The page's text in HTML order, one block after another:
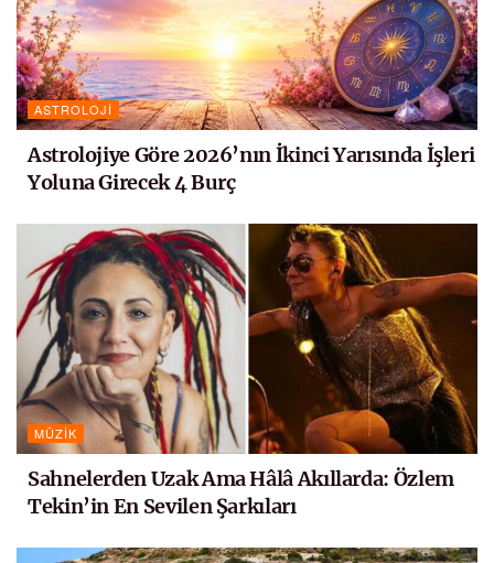
ASTROLOJI
Astrolojiye Göre 2026’nın İkinci Yarısında İşleri
Yoluna Girecek 4 Burç
MÜZIK
Sahnelerden Uzak Ama Hâlâ Akıllarda: Özlem
Tekin’in En Sevilen Şarkıları